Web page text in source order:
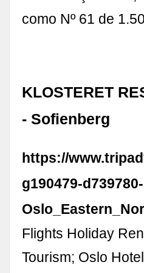
como Nº 61 de
KLOSTERET
- Sofienberg
https://
g190479-
Flights Holiday
Tourism; Oslo